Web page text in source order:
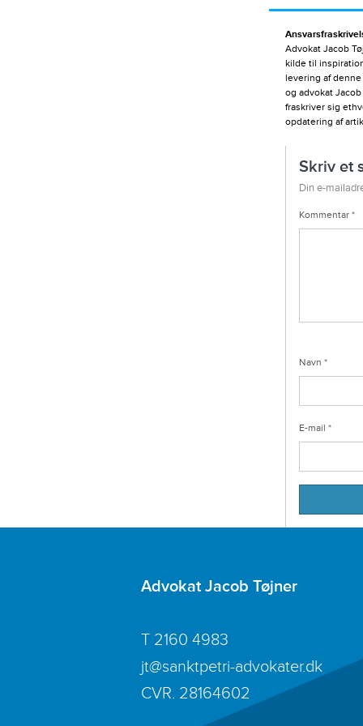
Advokat Jacob
kilde til
levering af
og advokat
fraskriver sig
opdatering af
Skriv et
Din e-
Kommentar *
Navn *
E-mail *
Advokat Jacob Tøjner
T 2160 4983
jt@sanktpetri-advokater.dk
CVR. 28164602